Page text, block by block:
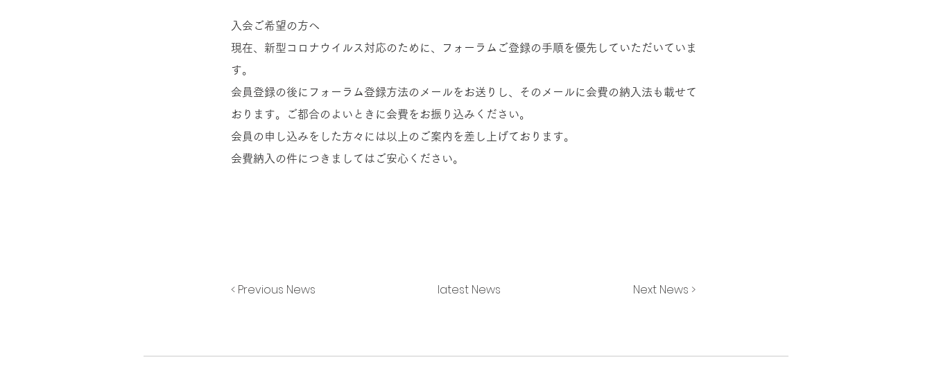
入会ご希望の方へ
現在、新型コロナウイルス対応のために、フォーラムご登録の手順を優先していただいていま
す。
会員登録の後にフォーラム登録方法のメールをお送りし、そのメールに会費の納入法も載せて
おります。ご都合のよいときに会費をお振り込みください。
会員の申し込みをした方々には以上のご案内を差し上げております。
会費納入の件につきましてはご安心ください。
< Previous News latest News Next News >